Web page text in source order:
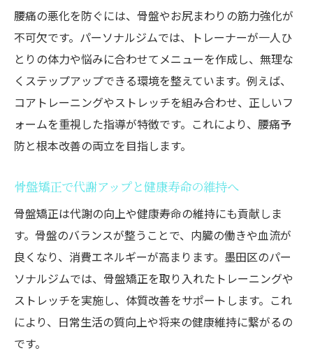
腰痛の悪化を防ぐには、骨盤やお尻まわりの筋力強化が
不可欠です。パーソナルジムでは、トレーナーが一人ひ
とりの体力や悩みに合わせてメニューを作成し、無理な
くステップアップできる環境を整えています。例えば、
コアトレーニングやストレッチを組み合わせ、正しいフ
ォームを重視した指導が特徴です。これにより、腰痛予
防と根本改善の両立を目指します。
骨盤矯正で代謝アップと健康寿命の維持へ
骨盤矯正は代謝の向上や健康寿命の維持にも貢献しま
す。骨盤のバランスが整うことで、内臓の働きや血流が
良くなり、消費エネルギーが高まります。墨田区のパー
ソナルジムでは、骨盤矯正を取り入れたトレーニングや
ストレッチを実施し、体質改善をサポートします。これ
により、日常生活の質向上や将来の健康維持に繋がるの
です。